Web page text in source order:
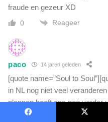
fraude en gezeur XD
0 Reageer
paco 14 jaren geleden
[quote name=”Soul to
in NL nog niet veel
plannen heeft ons nog verder
Slaan ze NL over?